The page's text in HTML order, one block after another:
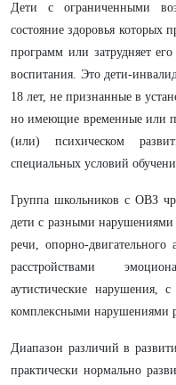
Дети с ограниченными
состояние здоровья которых
программ или затрудняет
воспитания. Это дети-
18 лет, не признанные в
но имеющие временные или
(или) психическом
специальных условий
Группа школьников с ОВЗ
дети с разными нарушениями
речи, опорно-
расстройствами
аутистические нарушения,
комплексными нарушениями
Диапазон различий в
практически нормально